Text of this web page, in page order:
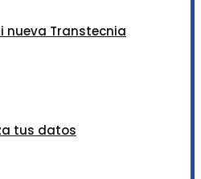
nueva Transtecnia
tus datos